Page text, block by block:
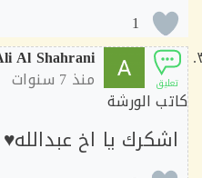
1
Ali Al Shahrani
:
منذ
الورشة
يا اخ عبدالله♥️